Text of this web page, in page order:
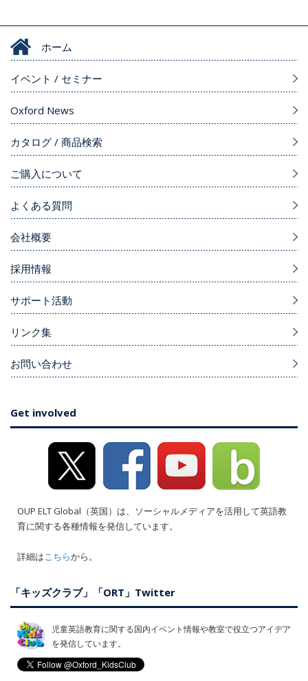
ホーム
イベント / セミナー
Oxford News
カタログ / 商品検索
ご購入について
よくある質問
会社概要
採用情報
サポート活動
リンク集
お問い合わせ
Get involved
OUP ELT Global（英国）は、ソーシャルメディアを活用して英語教
育に関する各種情報を発信しています。
詳細はこちらから。
「キッズクラブ」「ORT」Twitter
児童英語教育に関する国内イベント情報や教室で役立つアイデア
を発信しています。